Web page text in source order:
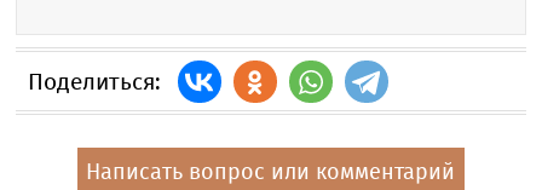
Поделиться:
Написать вопрос или комментарий